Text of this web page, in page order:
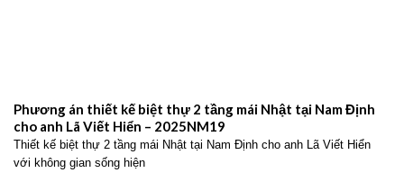
Phương án thiết kế biệt thự 2 tầng mái Nhật tại Nam Định
cho anh Lã Viết Hiển – 2025NM19
Thiết kế biệt thự 2 tầng mái Nhật tại Nam Định cho anh Lã Viết Hiển
với không gian sống hiện